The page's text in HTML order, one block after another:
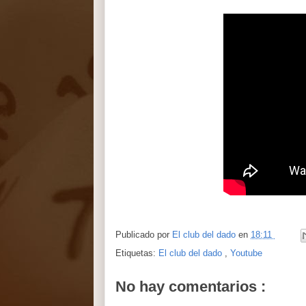
Publicado por El club del dado en 18:11
Etiquetas: El club del dado Youtube
No hay comentarios :